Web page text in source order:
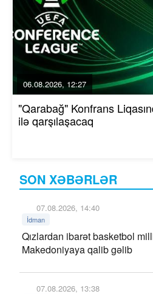
SON XƏBƏRLƏR
07.08.2026, 14:40
İdman
Qızlardan ibarət basketbol
Makedoniyaya qalib gəlib
07.08.2026, 13:38
06.08.2026, 12:27
"Qarabağ" Konfrans
ilə qarşılaşacaq